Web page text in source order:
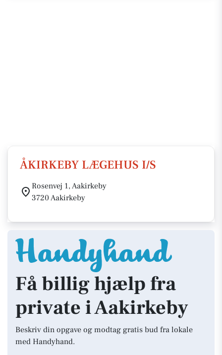
ÅKIRKEBY LÆGEHUS I/S
Rosenvej 1, Aakirkeby
3720 Aakirkeby
Få billig hjælp fra
private i Aakirkeby
Beskriv din opgave og modtag gratis bud fra lokale
med Handyhand.